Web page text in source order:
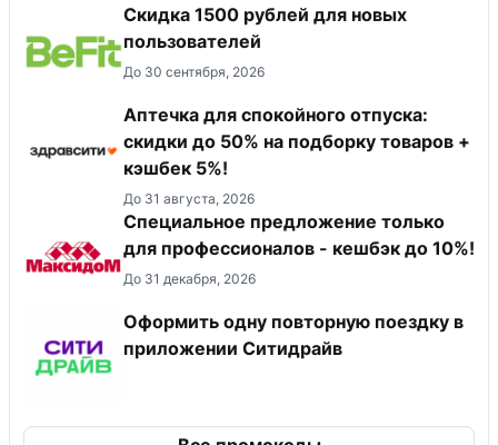
Скидка 1500 рублей для новых
пользователей
До 30 сентября, 2026
Аптечка для спокойного отпуска:
скидки до 50% на подборку товаров +
кэшбек 5%!
До 31 августа, 2026
Специальное предложение только
для профессионалов - кешбэк до 10%!
До 31 декабря, 2026
Оформить одну повторную поездку в
приложении Ситидрайв